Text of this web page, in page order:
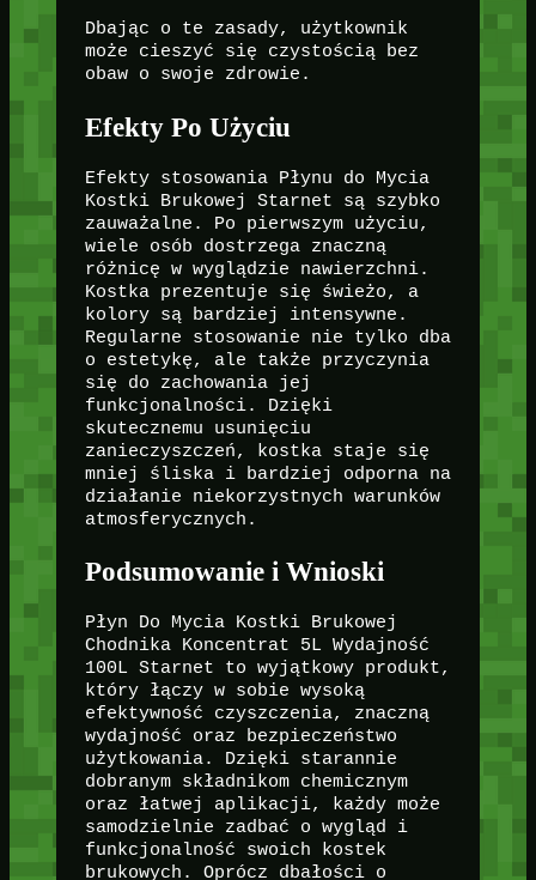
Dbając o te zasady, użytkownik
może cieszyć się czystością bez
obaw o swoje zdrowie.
Efekty Po Użyciu
Efekty stosowania Płynu do Mycia
Kostki Brukowej Starnet są szybko
zauważalne. Po pierwszym użyciu,
wiele osób dostrzega znaczną
różnicę w wyglądzie nawierzchni.
Kostka prezentuje się świeżo, a
kolory są bardziej intensywne.
Regularne stosowanie nie tylko dba
o estetykę, ale także przyczynia
się do zachowania jej
funkcjonalności. Dzięki
skutecznemu usunięciu
zanieczyszczeń, kostka staje się
mniej śliska i bardziej odporna na
działanie niekorzystnych warunków
atmosferycznych.
Podsumowanie i Wnioski
Płyn Do Mycia Kostki Brukowej
Chodnika Koncentrat 5L Wydajność
100L Starnet to wyjątkowy produkt,
który łączy w sobie wysoką
efektywność czyszczenia, znaczną
wydajność oraz bezpieczeństwo
użytkowania. Dzięki starannie
dobranym składnikom chemicznym
oraz łatwej aplikacji, każdy może
samodzielnie zadbać o wygląd i
funkcjonalność swoich kostek
brukowych. Oprócz dbałości o